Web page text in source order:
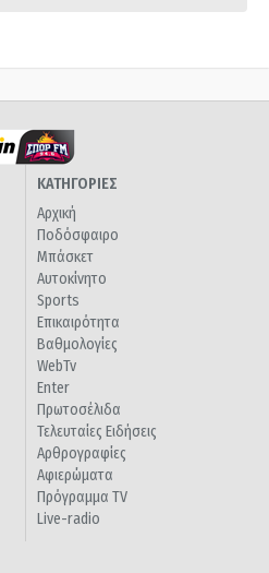
ΚΑΤΗΓΟΡΙΕΣ
Αρχική
Ποδόσφαιρο
Μπάσκετ
Αυτοκίνητο
Sports
Επικαιρότητα
Βαθμολογίες
WebTv
Enter
Πρωτοσέλιδα
Τελευταίες Ειδήσεις
Αρθρογραφίες
Αφιερώματα
Πρόγραμμα TV
Live-radio